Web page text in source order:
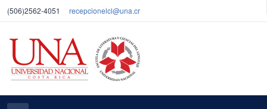
(506)2562-4051 recepcionelcl@una.cr